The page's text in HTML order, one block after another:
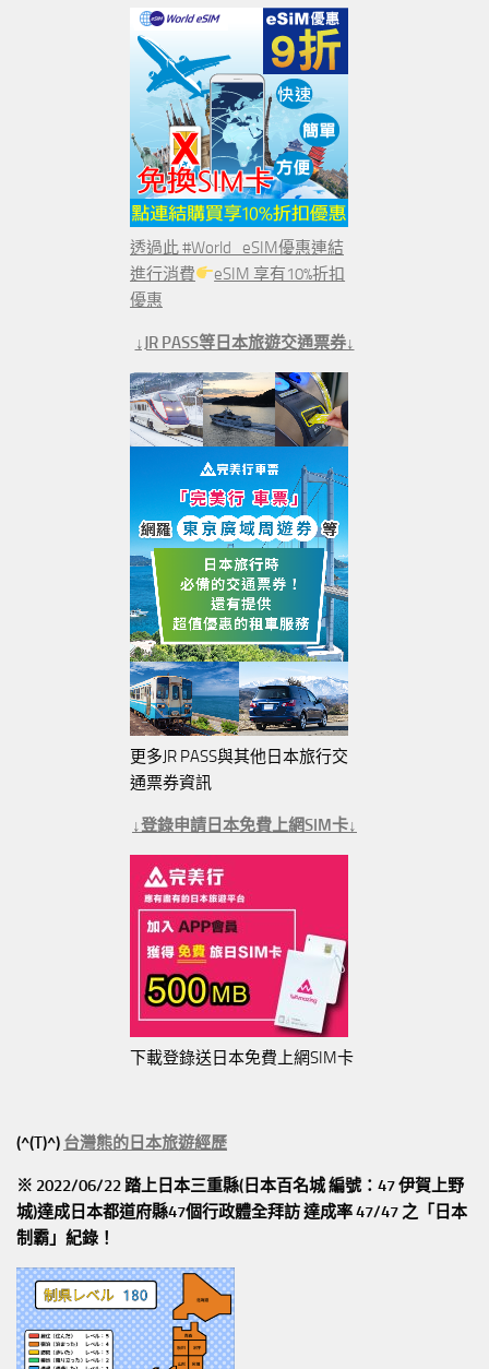
透過此 #World_eSIM優惠連結
進行消費
eSIM 享有10%折扣
優惠
↓JR PASS等日本旅遊交通票券↓
更多JR PASS與其他日本旅行交
通票券資訊
↓登錄申請日本免費上網SIM卡↓
下載登錄送日本免費上網SIM卡
(^(T)^) 台灣熊的日本旅遊經歷
※ 2022/06/22 踏上日本三重縣(日本百名城 編號：47 伊賀上野
城)達成日本都道府縣47個行政體全拜訪達成率 47/47 之「日本
制霸」紀錄！